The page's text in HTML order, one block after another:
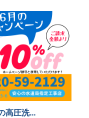
高圧洗…